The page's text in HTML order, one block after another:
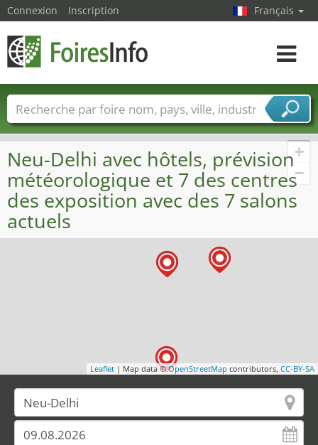
+
−
Leaflet | Map data ©OpenStreetMap contributors, CC-BY-SA
Neu-Delhi avec hôtels, prévision
météorologique et 7 des centres
des exposition avec des 7 salons
actuels
Connexion Inscription Français
Toggle
Foire noms Pays Villes
Secteurs de foire
Secteurs du fournisseur de services